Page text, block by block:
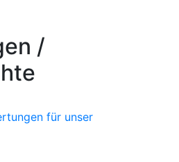
/
für unser